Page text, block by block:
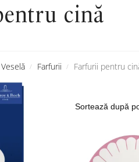
cină
Veselă / Farfurii / Farfurii pentru